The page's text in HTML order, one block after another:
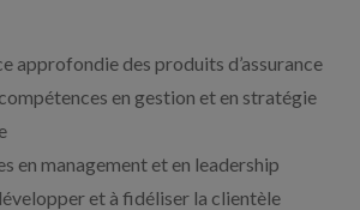
approfondie des produits d’assurance
en gestion et en stratégie
en management et en leadership
et à fidéliser la clientèle